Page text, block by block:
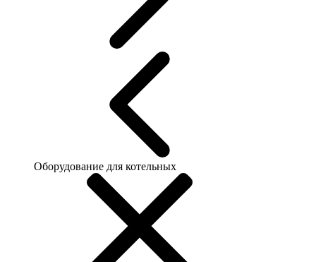
Оборудование для котельных